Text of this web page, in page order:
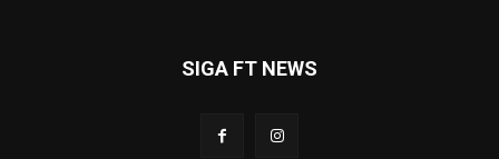
SIGA FT NEWS